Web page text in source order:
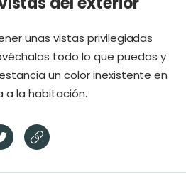
unas vistas privilegiadas
todo lo que puedas y
un color inexistente en
a la habitación.